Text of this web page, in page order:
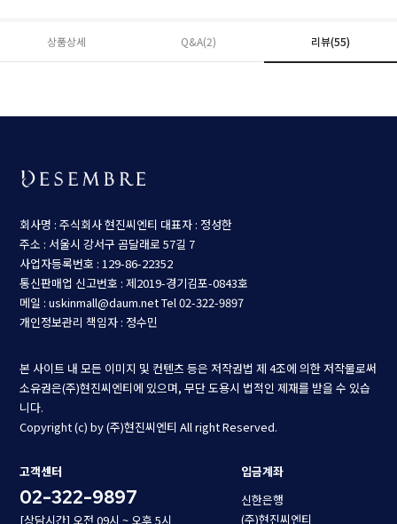
상품상세 Q&A(2) 리뷰(55)
회사명 : 주식회사 현진씨엔티 대표자 : 정성한
주소 : 서울시 강서구 곰달래로 57길 7
사업자등록번호 : 129-86-22352
통신판매업 신고번호 : 제2019-경기김포-0843호
메일 : uskinmall@daum.netTel 02-322-9897
개인정보관리 책임자 : 정수민
본 사이트 내 모든 이미지 및 컨텐츠 등은 저작권법 제 4조에 의한 저작물로써
소유권은(주)현진씨엔티에 있으며, 무단 도용시 법적인 제재를 받을 수 있습
니다.
Copyright (c) by (주)현진씨엔티 All right Reserved.
고객센터
02-322-9897
[상담시간] 오전 09시 ~ 오후 5시
입금계좌
신한은행
(주)현진씨엔티